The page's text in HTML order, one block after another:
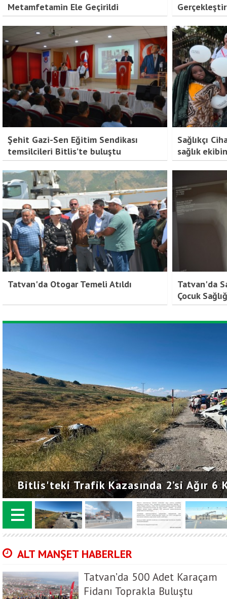
Metamfetamin Ele Geçirildi
Şehit Gazi-Sen Eğitim Sendikası
temsilcileri Bitlis’te buluştu
Sağlıkçı
sağlık
Tatvan'da Otogar Temeli Atıldı
Tatvan'da
Çocuk
Bitlis'teki Trafik Kazasında 2’si Ağır 6
Yaralandı
ALT MANŞET HABERLER
Tatvan’da 500 Adet Karaçam
Fidanı Toprakla Buluştu